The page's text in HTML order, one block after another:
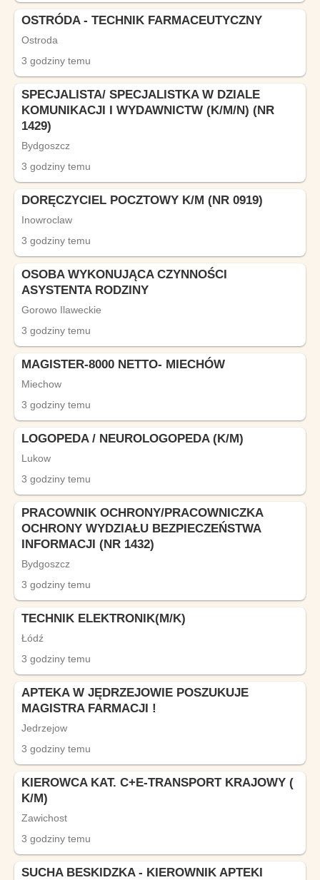
OSTRÓDA - TECHNIK FARMACEUTYCZNY
Ostroda
3 godziny temu
SPECJALISTA/ SPECJALISTKA W DZIALE
KOMUNIKACJI I WYDAWNICTW (K/M/N) (NR
1429)
Bydgoszcz
3 godziny temu
DORĘCZYCIEL POCZTOWY K/M (NR 0919)
Inowroclaw
3 godziny temu
OSOBA WYKONUJĄCA CZYNNOŚCI
ASYSTENTA RODZINY
Gorowo Ilaweckie
3 godziny temu
MAGISTER-8000 NETTO- MIECHÓW
Miechow
3 godziny temu
LOGOPEDA / NEUROLOGOPEDA (K/M)
Lukow
3 godziny temu
PRACOWNIK OCHRONY/PRACOWNICZKA
OCHRONY WYDZIAŁU BEZPIECZEŃSTWA
INFORMACJI (NR 1432)
Bydgoszcz
3 godziny temu
TECHNIK ELEKTRONIK(M/K)
Łódź
3 godziny temu
APTEKA W JĘDRZEJOWIE POSZUKUJE
MAGISTRA FARMACJI !
Jedrzejow
3 godziny temu
KIEROWCA KAT. C+E-TRANSPORT KRAJOWY (
K/M)
Zawichost
3 godziny temu
SUCHA BESKIDZKA - KIEROWNIK APTEKI